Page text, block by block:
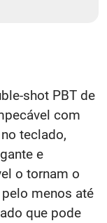
shot PBT de
com
teclado,
e
o tornam o
menos até
que pode